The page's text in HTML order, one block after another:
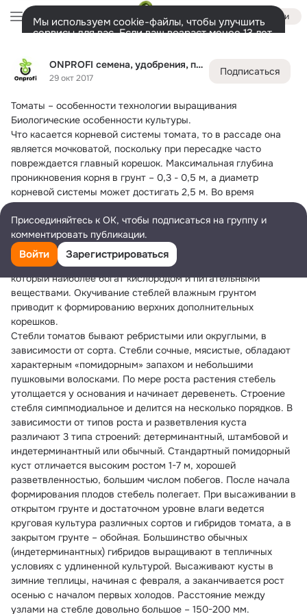
ONPROFI семена, удобрения, полив, защита растений
29 окт 2017
Подписаться
Томаты – особенности технологии выращивания
Биологические особенности культуры.
Что касается корневой системы томата, то в рассаде она
является мочковатой, поскольку при пересадке часто
повреждается главный корешок. Максимальная глубина
проникновения корня в грунт – 0,3 - 0,5 м, а диаметр
корневой системы может достигать 2,5 м. Во время
безрассадного метода выращивания глубина проникновения
корня в почву может увеличиться до 2 м. Корневая система
томата устроена таким образом, что на главном корне
вырастают меньшие корешки, на тех – еще меньшие и т.д.
Больше всего корней расположено в верхнем слое почвы,
который наиболее богат кислородом и питательными
веществами. Окучивание стеблей влажным грунтом
приводит к формированию верхних дополнительных
корешков.
Стебли томатов бывают ребристыми или округлыми, в
зависимости от сорта. Стебли сочные, мясистые, обладают
характерным «помидорным» запахом и небольшими
пушковыми волосками. По мере роста растения стебель
утолщается у основания и начинает деревенеть. Строение
стебля симпмодиальное и делится на несколько порядков. В
зависимости от типов роста и разветвления куста
различают 3 типа строений: детерминантный, штамбовой и
индетерминантный или обычный. Стандартный помидорный
куст отличается высоким ростом 1-7 м, хорошей
разветвленностью, большим числом побегов. После начала
формирования плодов стебель полегает. При высаживании в
открытом грунте и достаточном уровне влаги ведется
круговая культура различных сортов и гибридов томата, а в
закрытом грунте – обойная. Большинство обычных
(индетерминантных) гибридов выращивают в тепличных
условиях с удлиненной культурой. Высаживают кусты в
зимние теплицы, начиная с февраля, а заканчивается рост
осенью с началом первых холодов. Расстояние между
узлами на стебле довольно большое – 150-200 мм.
Войти
Мы используем cookie-файлы, чтобы улучшить
сервисы для вас. Если ваш возраст менее 13 лет,
Разрешить все Настроить
Лента Участники Товары 191 Ещё
Дополнительная
колонка
Всё191 Обсуждаемые
Присоединяйтесь к ОК, чтобы подписаться на группу и
комментировать публикации.
Войти Зарегистрироваться